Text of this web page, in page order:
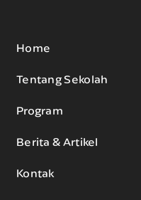
Home
Tentang Sekolah
Program
Berita & Artikel
Kontak